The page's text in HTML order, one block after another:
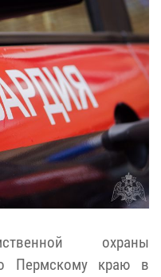
охраны
Пермскому краю в